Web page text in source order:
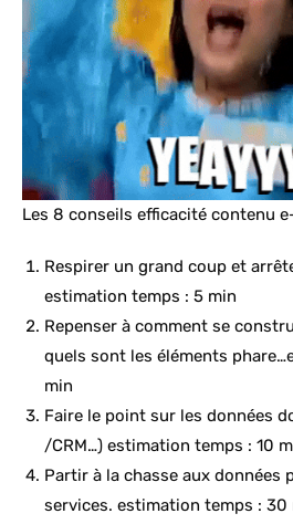
Les 8 conseils efficacité contenu
Respirer un grand coup et
estimation temps : 5 min
Repenser à comment se
quels sont les éléments
min
Faire le point sur les données
/CRM…) estimation temps : 10
Partir à la chasse aux données
services. estimation temps : 30